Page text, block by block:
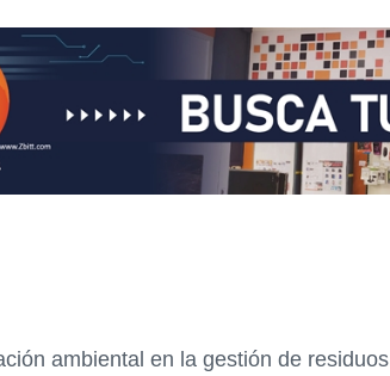
ambiental en la gestión de residuos